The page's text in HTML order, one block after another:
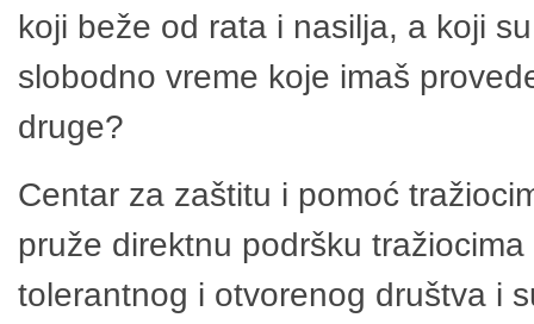
koji beže od rata i nasilja, a koji
slobodno vreme koje imaš
druge?
Centar za zaštitu i pomoć
pruže direktnu podršku
tolerantnog i otvorenog društva i